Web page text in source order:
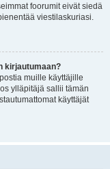
foorumit eivät siedä
viestilaskuriasi.
kirjautumaan?
muille käyttäjille
ylläpitäjä sallii tämän
käyttäjät